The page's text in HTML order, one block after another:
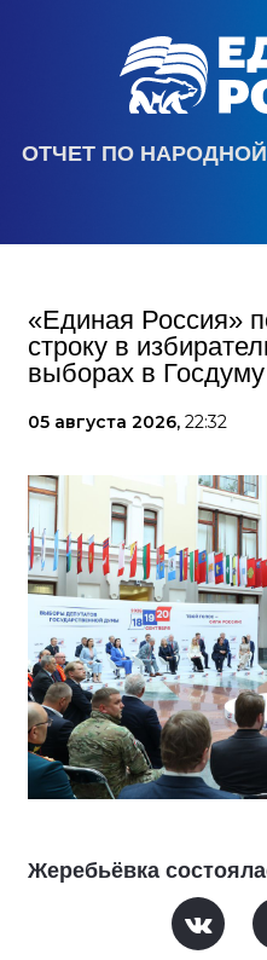
ОТЧЕТ ПО НАРОДНОЙ
«Единая Россия»
строку в
выборах в Госдуму
05 августа 2026, 22:32
Жеребьёвка